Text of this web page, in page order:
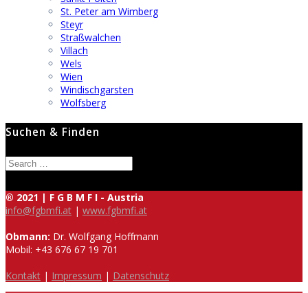
St. Peter am Wimberg
Steyr
Straßwalchen
Villach
Wels
Wien
Windischgarsten
Wolfsberg
Suchen & Finden
Search
for:
® 2021 | F G B M F I - Austria
info@fgbmfi.at | www.fgbmfi.at
Obmann: Dr. Wolfgang Hoffmann
Mobil: +43 676 67 19 701
Kontakt | Impressum | Datenschutz